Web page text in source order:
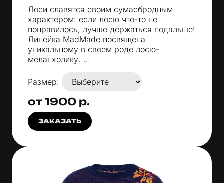
Лоси славятся своим сумасбродным
характером: если лосю что-то не
понравилось, лучше держаться подальше!
Линейка MadMade посвящена
уникальному в своем роде лосю-
меланхолику. …
Размер:
от 1900 р.
ЗАКАЗАТЬ